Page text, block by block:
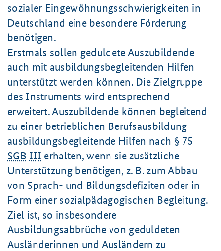
sozialer Eingewöhnungsschwierigkeiten in
Deutschland eine besondere Förderung
benötigen.
Erstmals sollen geduldete Auszubildende
auch mit ausbildungsbegleitenden Hilfen
unterstützt werden können. Die Zielgruppe
des Instruments wird entsprechend
erweitert. Auszubildende können begleitend
zu einer betrieblichen Berufsausbildung
ausbildungsbegleitende Hilfen nach § 75
SGB III erhalten, wenn sie zusätzliche
Unterstützung benötigen, z. B. zum Abbau
von Sprach- und Bildungsdefiziten oder in
Form einer sozialpädagogischen Begleitung.
Ziel ist, so insbesondere
Ausbildungsabbrüche von geduldeten
Ausländerinnen und Ausländern zu